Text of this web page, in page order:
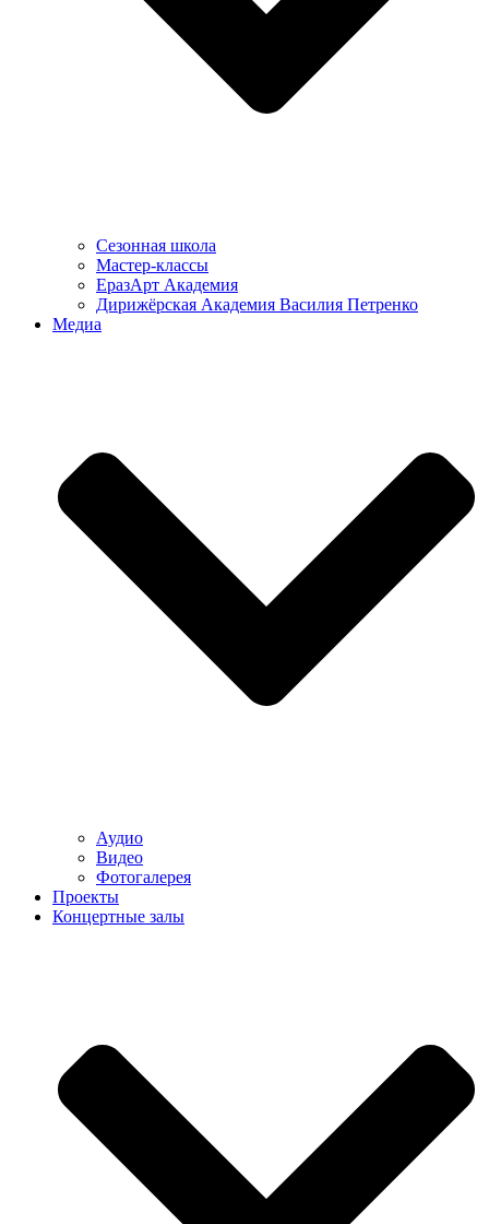
Сезонная школа
Мастер-классы
ЕразАрт Академия
Дирижёрская Академия Василия Петренко
Медиа
Аудио
Видео
Фотогалерея
Проекты
Концертные залы